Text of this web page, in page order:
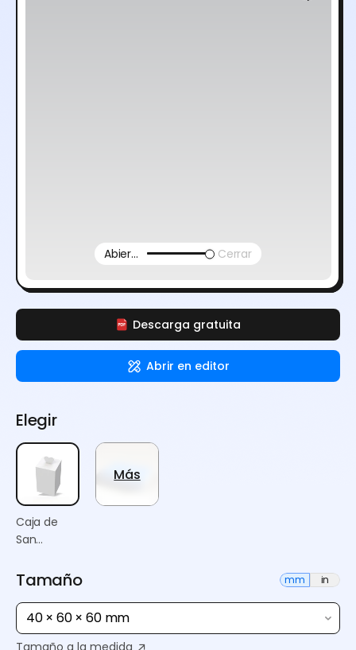
Descarga gratuita
Abrir en editor
Abierto Cerrar
Elegir
Caja de
San
Más
Tamaño mm in
40 × 60 × 60 mm
Tamaño a la medida